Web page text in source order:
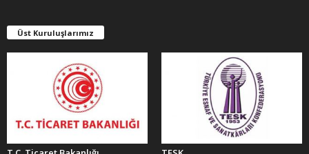
E
R
Üst Kuruluşlarımız